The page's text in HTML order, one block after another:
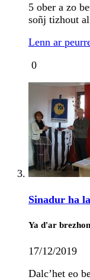
5 ober a zo
soñj tizhout
Lenn ar
0
Sinadur ha
Ya d'ar
17/12/2019
Dalc’het eo